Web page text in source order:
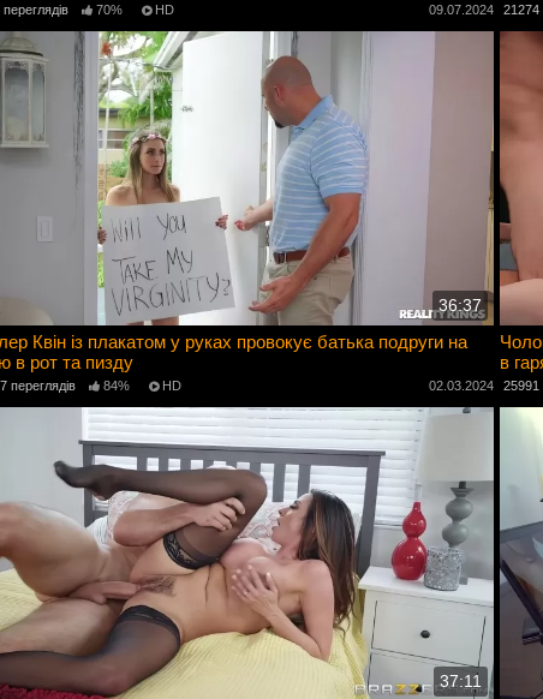
70% HD 09.07.2024 21274
36:37
Квін із плакатом у руках провокує батька подруги на
в рот та пизду
переглядів 84% HD 02.03.2024
в
25991
37:11